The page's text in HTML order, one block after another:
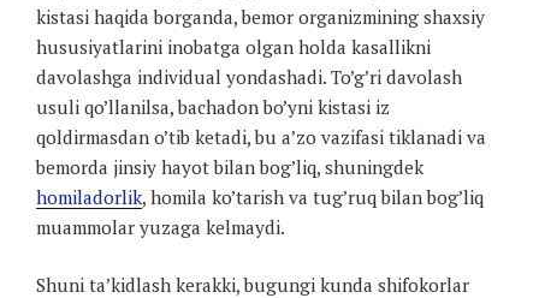
kistasi haqida borganda, bemor organizmining shaxsiy
hususiyatlarini inobatga olgan holda kasallikni
davolashga individual yondashadi. To’g’ri davolash
usuli qo’llanilsa, bachadon bo’yni kistasi iz
qoldirmasdan o’tib ketadi, bu a’zo vazifasi tiklanadi va
bemorda jinsiy hayot bilan bog’liq, shuningdek
homiladorlik, homila ko’tarish va tug’ruq bilan bog’liq
muammolar yuzaga kelmaydi.
Shuni ta’kidlash kerakki, bugungi kunda shifokorlar